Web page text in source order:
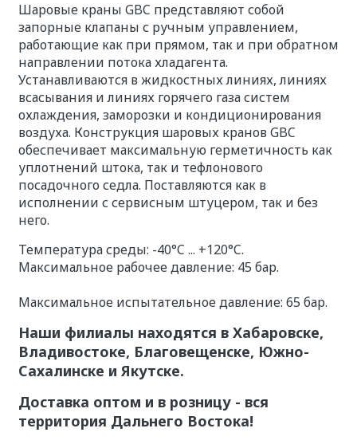
Шаровые краны GBC представляют собой
запорные клапаны с ручным управлением,
работающие как при прямом, так и при обратном
направлении потока хладагента.
Устанавливаются в жидкостных линиях, линиях
всасывания и линиях горячего газа систем
охлаждения, заморозки и кондиционирования
воздуха. Конструкция шаровых кранов GBC
обеспечивает максимальную герметичность как
уплотнений штока, так и тефлонового
посадочного седла. Поставляются как в
исполнении с сервисным штуцером, так и без
него.
Температура среды: -40°C ... +120°C.
Максимальное рабочее давление: 45 бар.
Максимальное испытательное давление: 65 бар.
Наши филиалы находятся в Хабаровске,
Владивостоке, Благовещенске, Южно-
Сахалинске и Якутске.
Доставка оптом и в розницу - вся
территория Дальнего Востока!